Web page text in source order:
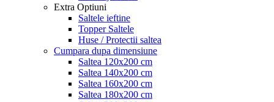
Extra Optiuni
Saltele ieftine
Topper Saltele
Huse / Protectii saltea
Cumpara dupa dimensiune
Saltea 120x200 cm
Saltea 140x200 cm
Saltea 160x200 cm
Saltea 180x200 cm